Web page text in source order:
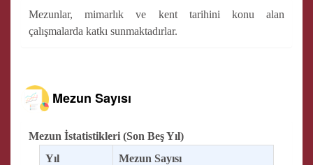
Mezunlar, mimarlık ve kent tarihini konu alan
çalışmalarda katkı sunmaktadırlar.
Mezun Sayısı
Mezun İstatistikleri (Son Beş Yıl)
Yıl
Mezun Sayısı